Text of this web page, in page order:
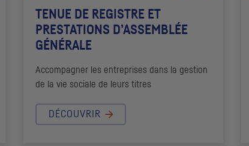
TENUE DE REGISTRE ET
PRESTATIONS D’ASSEMBLÉE
GÉNÉRALE
Accompagner les entreprises dans la gestion
de la vie sociale de leurs titres
DÉCOUVRIR